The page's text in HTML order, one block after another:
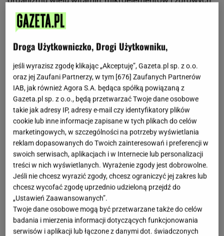
tłuszczy. Co ważne, jest ono bogate w
przeciwutleniacze, w tym głównie polifenole.
ZOBACZ: zimne zupy na gorące dni
Droga Użytkowniczko, Drogi Użytkowniku,
jeśli wyrazisz zgodę klikając „Akceptuję”, Gazeta.pl sp. z o.o.
oraz jej Zaufani Partnerzy, w tym [676] Zaufanych Partnerów
IAB, jak również Agora S.A. będąca spółką powiązaną z
Gazeta.pl sp. z o.o., będą przetwarzać Twoje dane osobowe
takie jak adresy IP, adresy e-mail czy identyfikatory plików
cookie lub inne informacje zapisane w tych plikach do celów
marketingowych, w szczególności na potrzeby wyświetlania
reklam dopasowanych do Twoich zainteresowań i preferencji w
swoich serwisach, aplikacjach i w Internecie lub personalizacji
treści w nich wyświetlanych. Wyrażenie zgody jest dobrowolne.
Jeśli nie chcesz wyrazić zgody, chcesz ograniczyć jej zakres lub
chcesz wycofać zgodę uprzednio udzieloną przejdź do
„Ustawień Zaawansowanych”.
Twoje dane osobowe mogą być przetwarzane także do celów
badania i mierzenia informacji dotyczących funkcjonowania
serwisów i aplikacji lub łączone z danymi dot. świadczonych